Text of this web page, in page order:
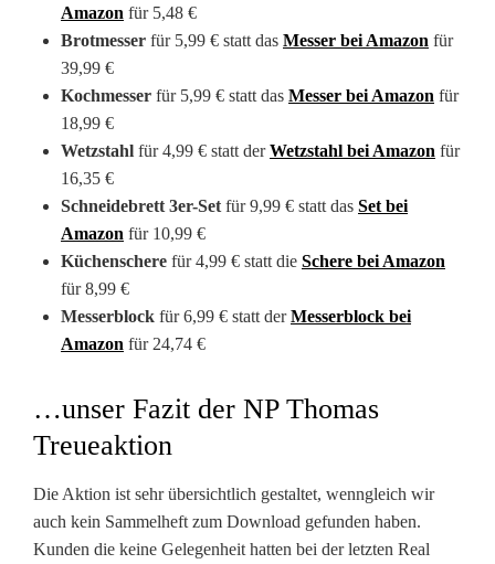
Amazon für 5,48 €
Brotmesser für 5,99 € statt das Messer bei Amazon für
39,99 €
Kochmesser für 5,99 € statt das Messer bei Amazon für
18,99 €
Wetzstahl für 4,99 € statt derWetzstahl bei Amazon für
16,35 €
Schneidebrett 3er-Set für 9,99 € statt das Set bei
Amazon für 10,99 €
Küchenschere für 4,99 € statt die Schere bei Amazon
für 8,99 €
Messerblock für 6,99 € statt derMesserblock bei
Amazon für 24,74 €
…unser Fazit der NP Thomas
Treueaktion
Die Aktion ist sehr übersichtlich gestaltet, wenngleich wir
auch kein Sammelheft zum Download gefunden haben.
Kunden die keine Gelegenheit hatten bei der letzten Real